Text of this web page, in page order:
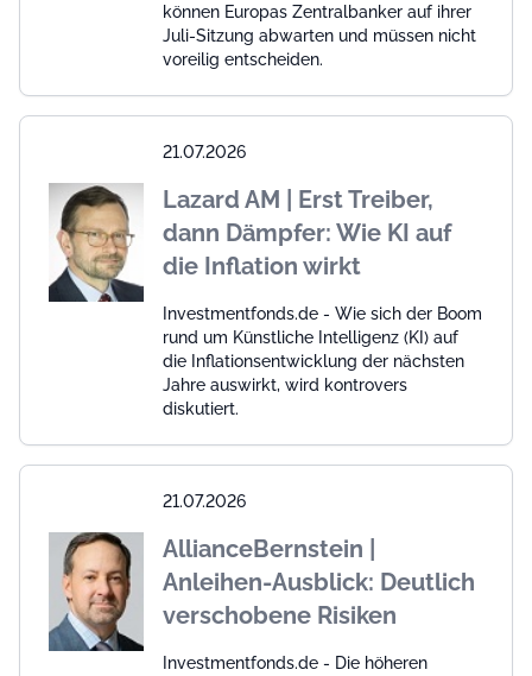
können Europas Zentralbanker auf ihrer
Juli-Sitzung abwarten und müssen nicht
voreilig entscheiden.
21.07.2026
Lazard AM | Erst Treiber,
dann Dämpfer: Wie KI auf
die Inflation wirkt
Investmentfonds.de - Wie sich der Boom
rund um Künstliche Intelligenz (KI) auf
die Inflationsentwicklung der nächsten
Jahre auswirkt, wird kontrovers
diskutiert.
21.07.2026
AllianceBernstein |
Anleihen-Ausblick: Deutlich
verschobene Risiken
Investmentfonds.de - Die höheren